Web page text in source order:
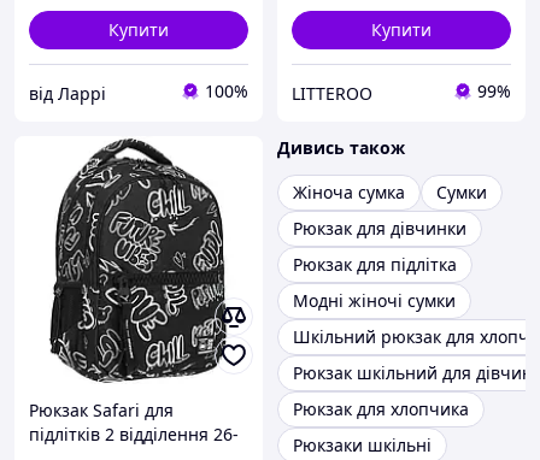
Купити
від Ларрі 100%
Купити
LITTEROO 99%
Рюкзак Safari для
підлітків 2 відділення 26-
Дивись також
Жіноча сумка
Сумки
Рюкзак для дівчинки
Рюкзак для підлітка
Модні жіночі сумки
Шкільний рюкзак для
Рюкзак шкільний для
Рюкзак для хлопчика
Рюкзаки шкільні